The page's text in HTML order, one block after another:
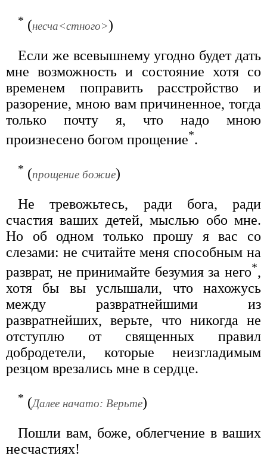
* (несча<стного>)
Если же всевышнему угодно будет дать
мне возможность и состояние хотя со
временем поправить расстройство и
разорение, мною вам причиненное, тогда
только почту я, что надо мною
произнесено богом прощение*.
* (прощение божие)
Не тревожьтесь, ради бога, ради
счастия ваших детей, мыслью обо мне.
Но об одном только прошу я вас со
слезами: не считайте меня способным на
разврат, не принимайте безумия за него*,
хотя бы вы услышали, что нахожусь
между развратнейшими из
развратнейших, верьте, что никогда не
отступлю от священных правил
добродетели, которые неизгладимым
резцом врезались мне в сердце.
* (Далее начато: Верьте)
Пошли вам, боже, облегчение в ваших
несчастиях!